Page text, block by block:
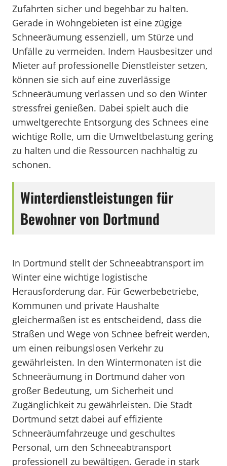
Zufahrten sicher und begehbar zu halten.
Gerade in Wohngebieten ist eine zügige
Schneeräumung essenziell, um Stürze und
Unfälle zu vermeiden. Indem Hausbesitzer und
Mieter auf professionelle Dienstleister setzen,
können sie sich auf eine zuverlässige
Schneeräumung verlassen und so den Winter
stressfrei genießen. Dabei spielt auch die
umweltgerechte Entsorgung des Schnees eine
wichtige Rolle, um die Umweltbelastung gering
zu halten und die Ressourcen nachhaltig zu
schonen.
Winterdienstleistungen für
Bewohner von Dortmund
In Dortmund stellt der Schneeabtransport im
Winter eine wichtige logistische
Herausforderung dar. Für Gewerbebetriebe,
Kommunen und private Haushalte
gleichermaßen ist es entscheidend, dass die
Straßen und Wege von Schnee befreit werden,
um einen reibungslosen Verkehr zu
gewährleisten. In den Wintermonaten ist die
Schneeräumung in Dortmund daher von
großer Bedeutung, um Sicherheit und
Zugänglichkeit zu gewährleisten. Die Stadt
Dortmund setzt dabei auf effiziente
Schneeräumfahrzeuge und geschultes
Personal, um den Schneeabtransport
professionell zu bewältigen. Gerade in stark